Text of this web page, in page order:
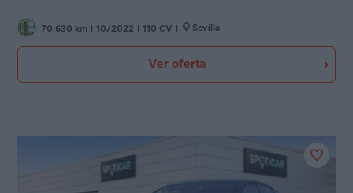
70.630 km 10/2022 110 CV Sevilla
Ver oferta